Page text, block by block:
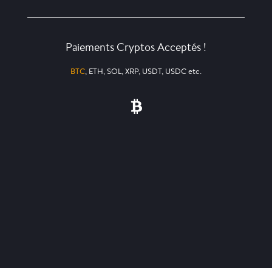
Paiements Cryptos Acceptés !
BTC, ETH, SOL, XRP, USDT, USDC etc.